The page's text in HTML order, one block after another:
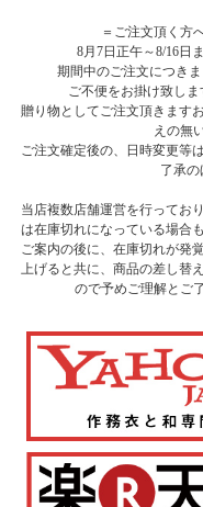
＝ご注文頂く方
8月7日正午～8/16日
期間中のご注文につき
ご不便をお掛け致し
贈り物としてご注文頂きます
えの無
ご注文確定後の、日時変更等
了承
当店複数店舗運営を行ってお
は在庫切れになっている場合
ご案内の後に、在庫切れが発
上げると共に、商品の差し替
ので予めご理解とご